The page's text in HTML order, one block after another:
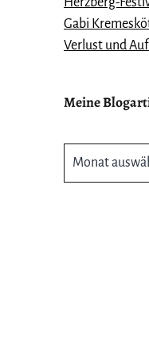
Gabi
Verlust und
Meine
Blogartikel
chronologisch